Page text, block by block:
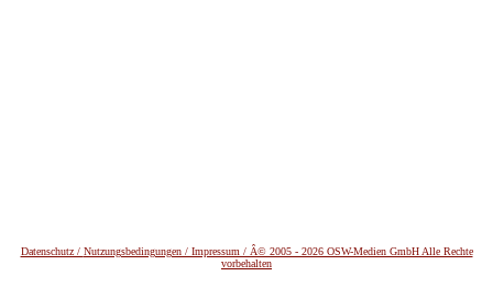
Datenschutz / Nutzungsbedingungen / Impressum / Â© 2005 - 2026 OSW-Medien GmbH Alle Rechte
vorbehalten